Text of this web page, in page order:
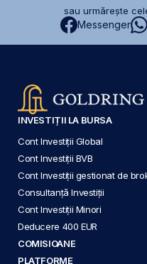
sau urmărește
Messenger
INVESTIȚII LA BURSA
Cont Investiții Global
Cont Investiții BVB
Cont Investiții gestionat de
Consultanță Investiții
Cont Investiții Minori
Deducere 400 EUR
COMISIOANE
PLATFORME